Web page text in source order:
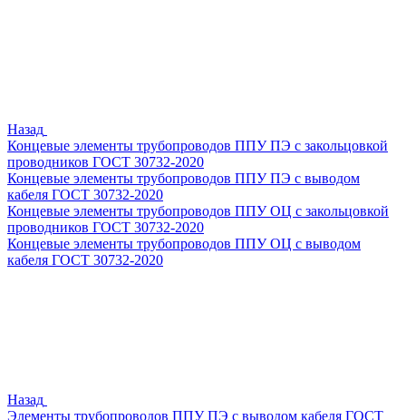
Назад
Концевые элементы трубопроводов ППУ ПЭ с закольцовкой
проводников ГОСТ 30732-2020
Концевые элементы трубопроводов ППУ ПЭ с выводом
кабеля ГОСТ 30732-2020
Концевые элементы трубопроводов ППУ ОЦ с закольцовкой
проводников ГОСТ 30732-2020
Концевые элементы трубопроводов ППУ ОЦ с выводом
кабеля ГОСТ 30732-2020
Назад
Элементы трубопроводов ППУ ПЭ с выводом кабеля ГОСТ